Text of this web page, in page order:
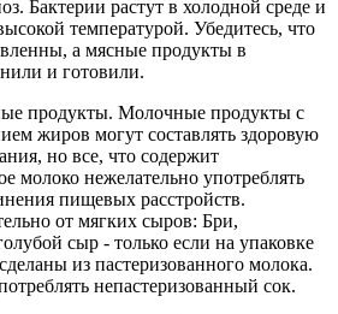
Бактерии растут в холодной среде и
температурой. Убедитесь, что
а мясные продукты в
и готовили.
продукты. Молочные продукты с
жиров могут составлять здоровую
но все, что содержит
молоко нежелательно употреблять
пищевых расстройств.
от мягких сыров: Бри,
сыр - только если на упаковке
из пастеризованного молока.
непастеризованный сок.